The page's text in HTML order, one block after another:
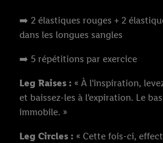
➡️ 2 élastiques rouges + 2
dans les longues sangles
➡️ 5 répétitions par exercice
Leg Raises : « À l'inspiration,
et baissez-les à l'expiration. Le
immobile. »
Leg Circles : « Cette fois-ci,